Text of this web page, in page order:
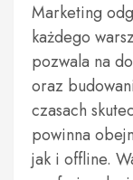
Marketing
każdego
pozwala na
oraz
czasach
powinna
jak i offline.